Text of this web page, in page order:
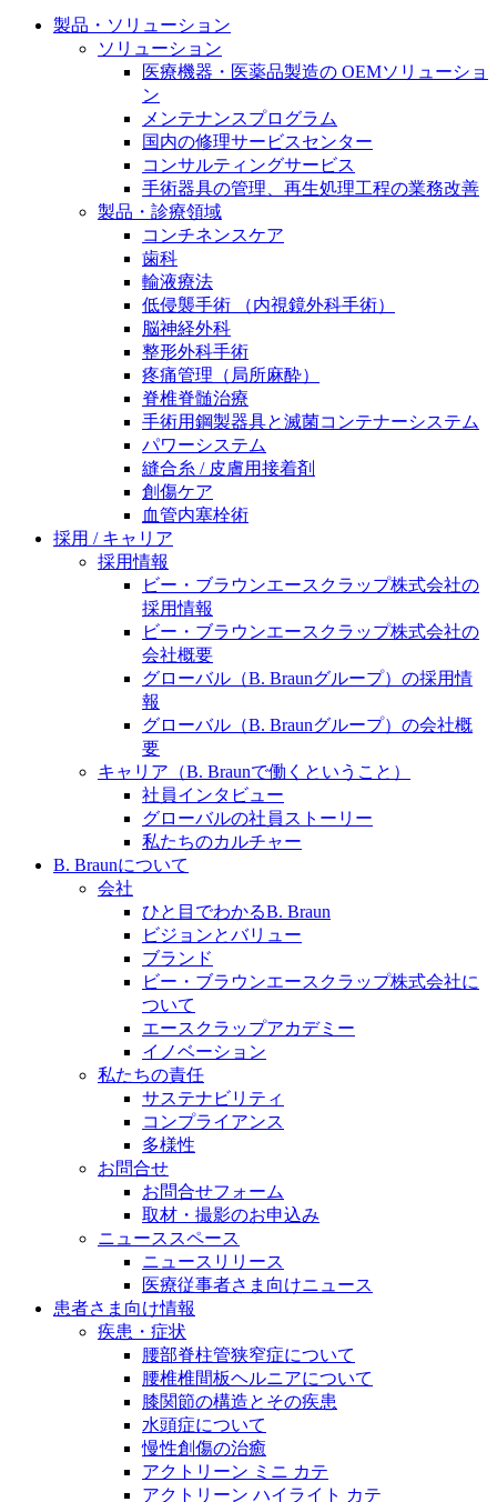
製品ポートフォリオ​
こちらの製品ポートフォリオからも、製品をお探しい
ただくことができます。
販売代理店さま向け情報​
お問合せ先、価格情報、E-Shopのご案内など販売店さ
ま向けの情報スペースです。
膝関節の構造とその疾患
身体の中で最も大きい関節である膝関節。日常の生活
を支える、その機能や特徴とは？傷めてしまった場合
には、どのような治療の選択肢があるのでしょう。
水頭症について
「水頭症」とはどのような疾患なのでしょう。成人に
多い水頭症と、小児に多い水頭症の特徴と症状、検査
や治療法など「水頭症」の概要を知っていただくこと
ができます。
ビー・ブラウンエースクラッﾌﾟで新たな可能性を見つ
けませんか？現在募集中のポジションをご覧いただけ
ます。
私たちの責任
ニューススペース
エースクラップアカデミー
医療に携わるあらゆる方々に、学びと情報共有の場を
提供していくことを目指します。
お問合せフォームより、ご質問をお送りください。
製品・ソリューション
ソリューション
医療機器・医薬品製造の OEMソリューショ
ン
メンテナンスプログラム
国内の修理サービスセンター
コンサルティングサービス
手術器具の管理、再生処理工程の業務改善
製品・診療領域
コンチネンスケア
歯科
輸液療法
低侵襲手術 （内視鏡外科手術）
脳神経外科
整形外科手術
疼痛管理（局所麻酔）
脊椎脊髄治療
手術用鋼製器具と滅菌コンテナーシステム
パワーシステム
縫合糸 / 皮膚用接着剤
創傷ケア
血管内塞栓術
採用 / キャリア
採用情報
ビー・ブラウンエースクラップ株式会社の
採用情報
ビー・ブラウンエースクラップ株式会社の
会社概要
グローバル（B. Braunグループ）の採用情
報
グローバル（B. Braunグループ）の会社概
要
キャリア（B. Braunで働くということ）
社員インタビュー
グローバルの社員ストーリー
私たちのカルチャー
B. Braunについて
会社
ひと目でわかるB. Braun
ビジョンとバリュー
ブランド
ビー・ブラウンエースクラップ株式会社に
ついて
エースクラップアカデミー
イノベーション
私たちの責任
サステナビリティ
コンプライアンス
多様性
お問合せ
お問合せフォーム
取材・撮影のお申込み
ニューススペース
ニュースリリース
医療従事者さま向けニュース
患者さま向け情報
疾患・症状
腰部脊柱管狭窄症について
腰椎椎間板ヘルニアについて
膝関節の構造とその疾患
水頭症について
慢性創傷の治癒
アクトリーン ミニ カテ
アクトリーン ハイライト カテ